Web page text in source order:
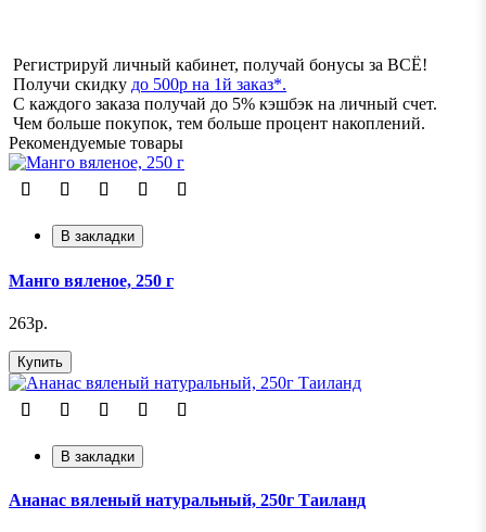
Регистрируй личный кабинет, получай бонусы за ВСЁ!
Получи скидку до 500р на 1й заказ*.
С каждого заказа получай до 5% кэшбэк на личный счет.
Чем больше покупок, тем больше процент накоплений.
Рекомендуемые товары
В закладки
Манго вяленое, 250 г
263р.
Купить
В закладки
Ананас вяленый натуральный, 250г Таиланд